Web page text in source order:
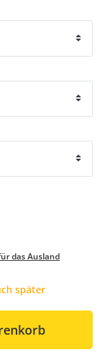
das Ausland
später